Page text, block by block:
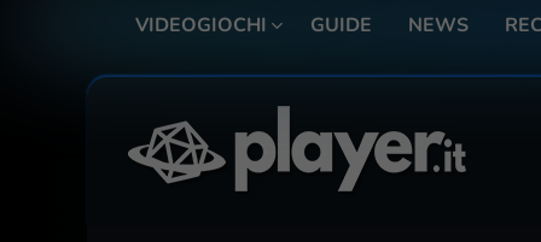
VIDEOGIOCHI GUIDE NEWS